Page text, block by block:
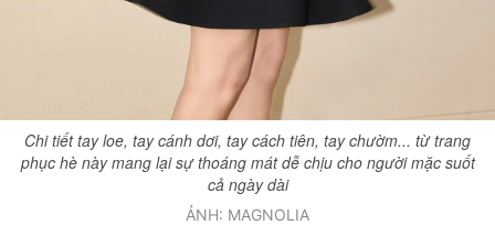
Chi tiết tay loe, tay cánh dơi, tay cách tiên, tay chườm... từ trang
phục hè này mang lại sự thoáng mát dễ chịu cho người mặc suốt
cả ngày dài
ẢNH: MAGNOLIA